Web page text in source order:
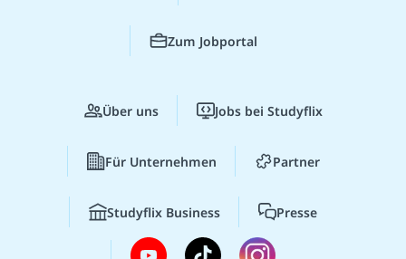
Zum Jobportal
Über uns Jobs bei Studyflix
Für Unternehmen Partner
Studyflix Business Presse